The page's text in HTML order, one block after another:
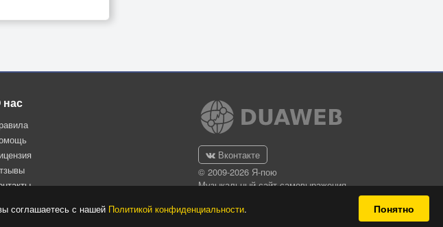
соглашаетесь с нашей Политикой конфиденциальности. Понятно
Вконтакте
© 2009-2026 Я-пою
Музыкальный сайт самовыражения